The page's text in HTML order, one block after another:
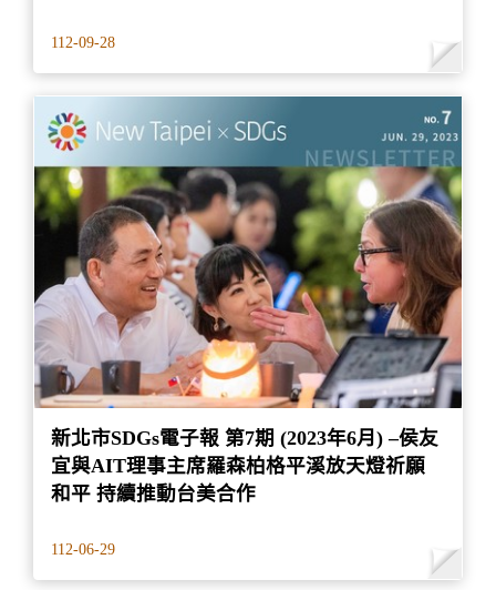
112-09-28
新北市SDGs電子報 第7期 (2023年6月) –侯友
宜與AIT理事主席羅森柏格平溪放天燈祈願
和平 持續推動台美合作
112-06-29